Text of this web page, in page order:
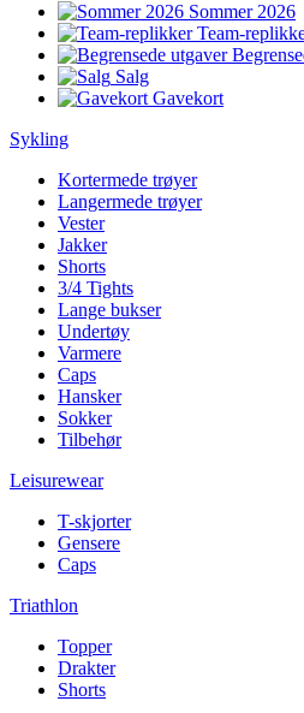
Sommer 2026
Team-
Salg
Gavekort
Sykling
Kortermede trøyer
Langermede trøyer
Vester
Jakker
Shorts
3/4 Tights
Lange bukser
Undertøy
Varmere
Caps
Hansker
Sokker
Tilbehør
Leisurewear
T-skjorter
Gensere
Caps
Triathlon
Topper
Drakter
Shorts